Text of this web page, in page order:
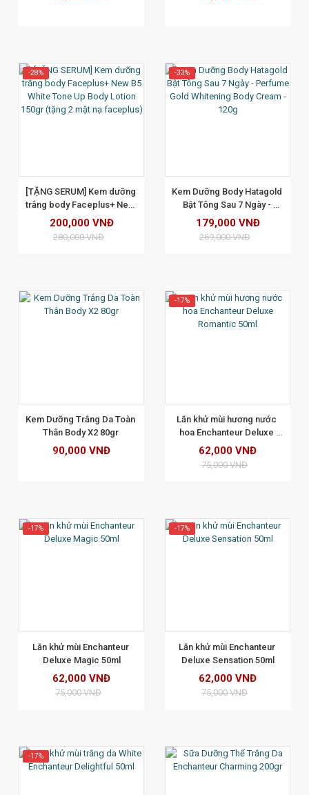
-28%
[TẶNG SERUM] Kem dưỡng
trắng body Faceplus+ New
B5 White Tone Up Body
Lotion 150gr (tặng 2 mặt nạ
faceplus)
200,000 VNĐ
280,000 VNĐ
-33%
Kem Dưỡng Body Hatagold
Bật Tông Sau 7 Ngày -
Perfume Gold Whitening
Body Cream - 120g
179,000 VNĐ
269,000 VNĐ
Kem Dưỡng Trắng Da Toàn
Thân Body X2 80gr
90,000 VNĐ
-17%
Lăn khử mùi hương nước
hoa Enchanteur Deluxe
Romantic 50ml
62,000 VNĐ
75,000 VNĐ
-17%
Lăn khử mùi Enchanteur
Deluxe Magic 50ml
62,000 VNĐ
75,000 VNĐ
-17%
Lăn khử mùi Enchanteur
Deluxe Sensation 50ml
62,000 VNĐ
75,000 VNĐ
-17%